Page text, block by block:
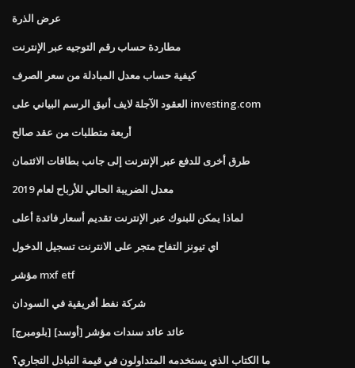
عرض الذرة
مطاردة حساب رقم التوجيه عبر الإنترنت
كيفية حساب معدل المبادلة من سعر الصرف
العقود الآجلة لايف أنيق الرسم البياني على investing.com
أربعة متطلبات من عقد صالح
طرق أخرى للدفع عبر الإنترنت إلى جانب بطاقات الائتمان
معدل الضريبة الحالي للأرباح لعام 2019
لماذا يمكن للبنوك عبر الإنترنت تقديم أسعار فائدة أعلى
اي تيونز التفاح متجر على الانترنت تسجيل الدخول
مؤشر mxf etf
شركة نفط أفريقية في السودان
[بلومبرج] [أوسد] عائد عائد سندات مؤشر
ما الكتاب الذي يستخدمه المتداولون في قيمة التبادل التجاري؟